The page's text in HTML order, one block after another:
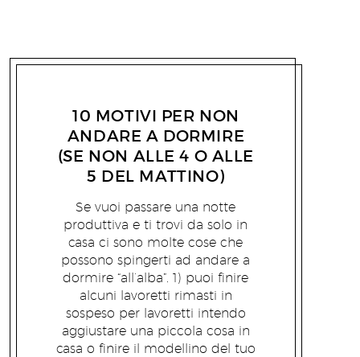
10 MOTIVI PER NON
ANDARE A DORMIRE
(SE NON ALLE 4 O ALLE
5 DEL MATTINO)
Se vuoi passare una notte
produttiva e ti trovi da solo in
casa ci sono molte cose che
possono spingerti ad andare a
dormire “all’alba”. 1) puoi finire
alcuni lavoretti rimasti in
sospeso per lavoretti intendo
aggiustare una piccola cosa in
casa o finire il modellino del tuo